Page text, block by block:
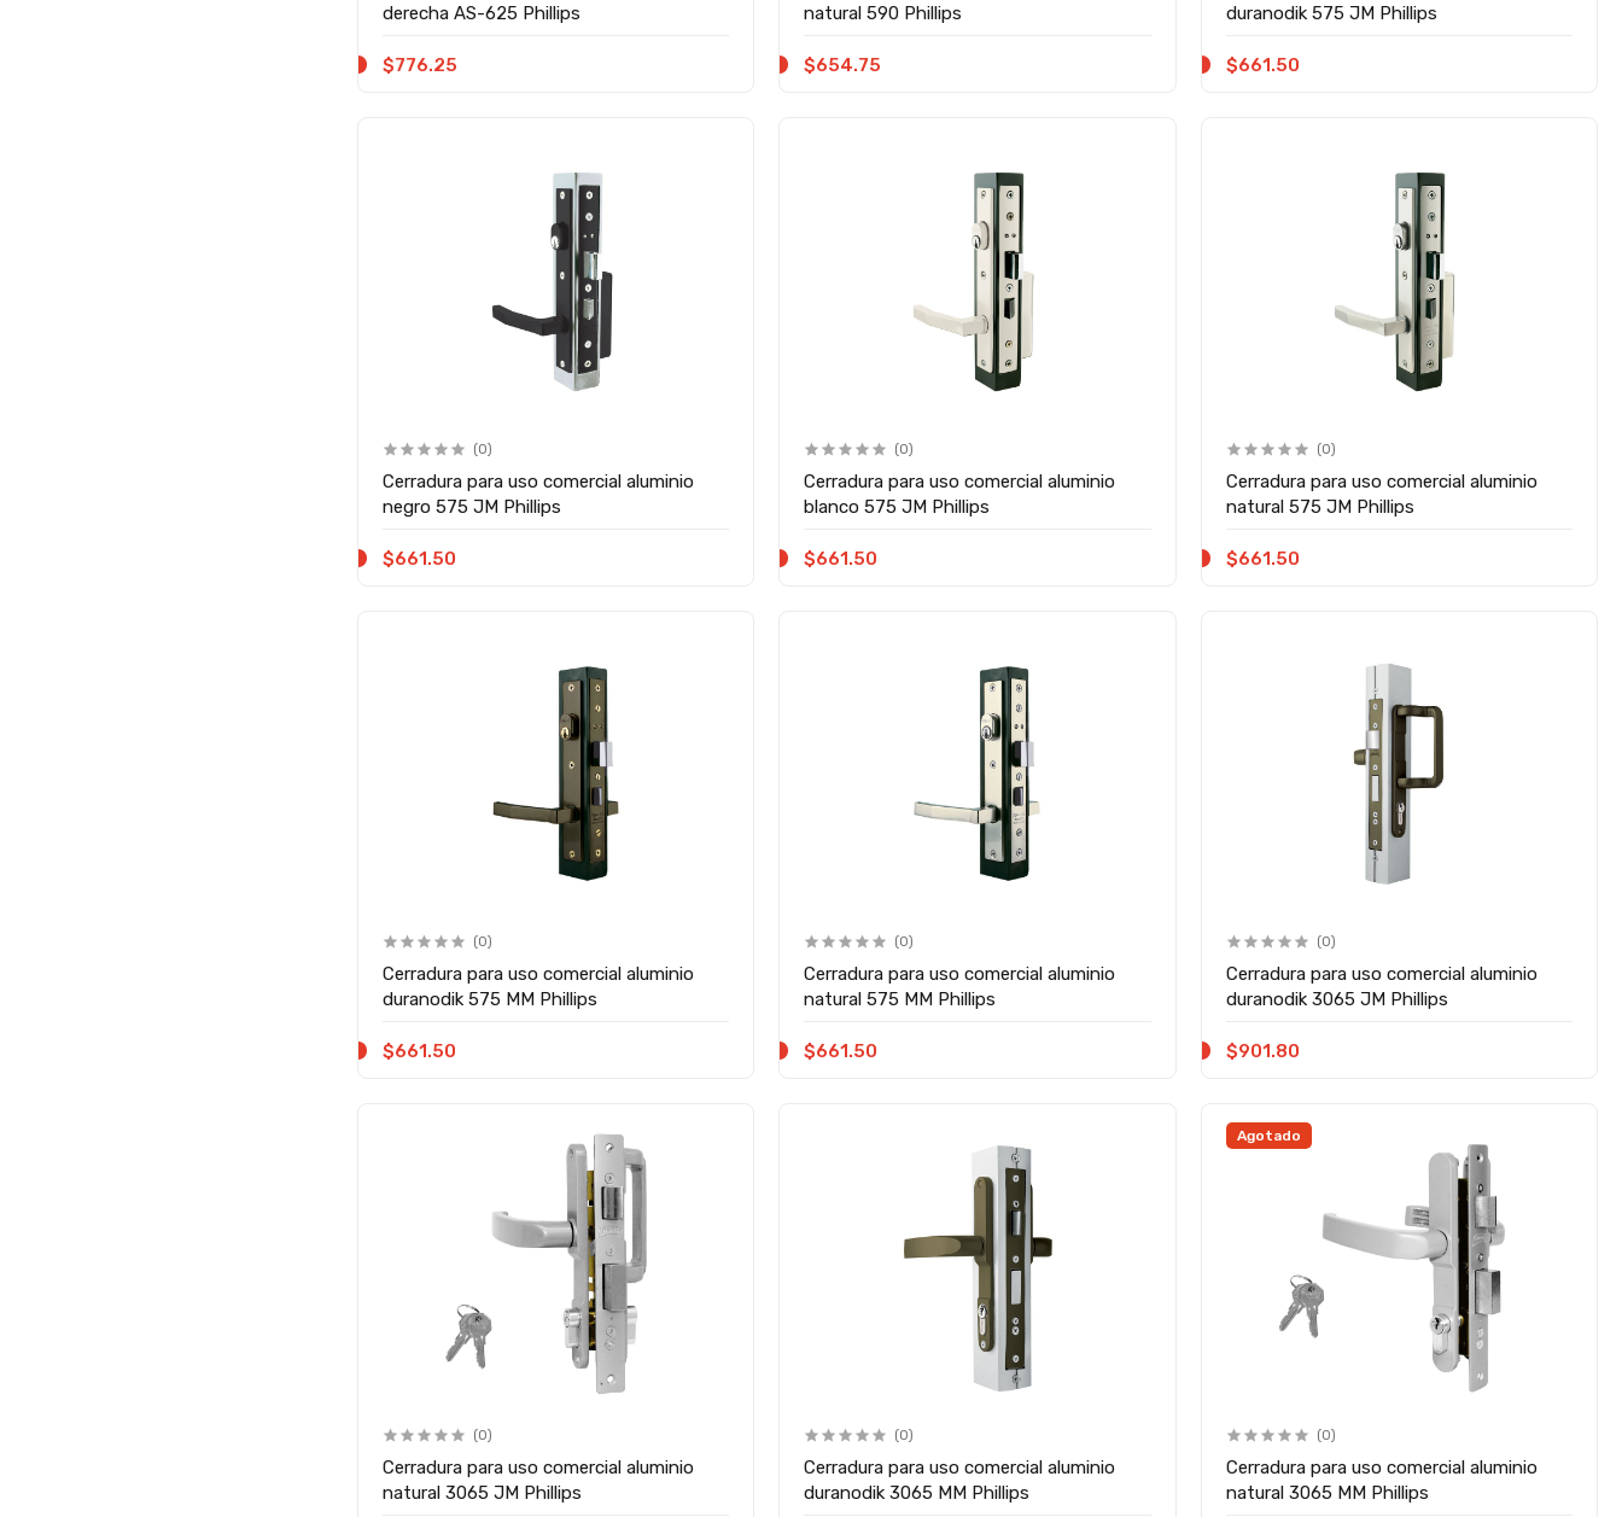
derecha AS-625 Phillips
$776.25
natural 590 Phillips
$654.75
duranodik 575 JM Phillips
$661.50
(0)
Cerradura para uso comercial aluminio
negro 575 JM Phillips
$661.50
(0)
Cerradura para uso comercial aluminio
blanco 575 JM Phillips
$661.50
(0)
Cerradura para uso comercial aluminio
natural 575 JM Phillips
$661.50
(0)
Cerradura para uso comercial aluminio
duranodik 575 MM Phillips
$661.50
(0)
Cerradura para uso comercial aluminio
natural 575 MM Phillips
$661.50
(0)
Cerradura para uso comercial aluminio
duranodik 3065 JM Phillips
$901.80
(0)
Cerradura para uso comercial aluminio
natural 3065 JM Phillips
(0)
Cerradura para uso comercial aluminio
duranodik 3065 MM Phillips
Agotado
(0)
Cerradura para uso comercial aluminio
natural 3065 MM Phillips